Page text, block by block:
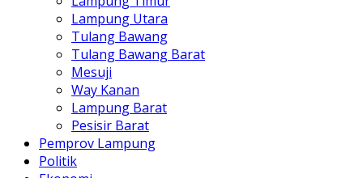
Lampung Utara
Tulang Bawang
Tulang Bawang Barat
Mesuji
Way Kanan
Lampung Barat
Pesisir Barat
Pemprov Lampung
Politik